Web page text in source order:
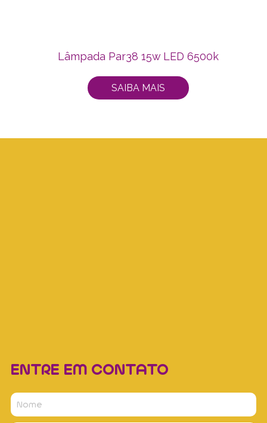
Lâmpada Par38 15w LED 6500k
SAIBA MAIS
ENTRE EM CONTATO